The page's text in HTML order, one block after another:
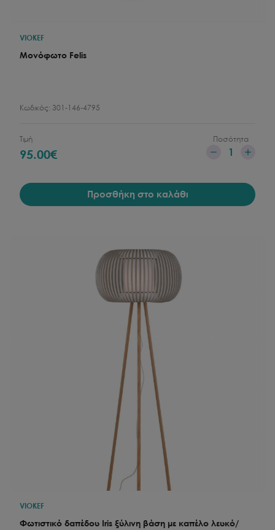
VIOKEF
Μονόφωτο Felis
Κωδικός: 301-146-4795
Τιμή
95.00€
Ποσότητα
1
Προσθήκη στο καλάθι
VIOKEF
Φωτιστικό δαπέδου Iris ξύλινη βάση με καπέλο λευκό/